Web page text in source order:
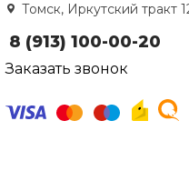
Томск, Иркутский тракт
8 (913) 100-00-20
Заказать звонок